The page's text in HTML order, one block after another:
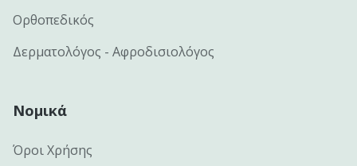
Ορθοπεδικός
Δερματολόγος - Αφροδισιολόγος
Νομικά
Όροι Χρήσης